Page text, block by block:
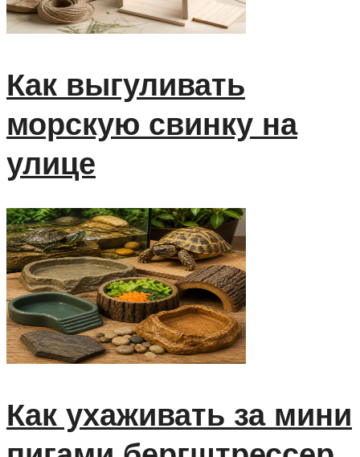
Как выгуливать
морскую свинку на
улице
Как ухаживать за мини